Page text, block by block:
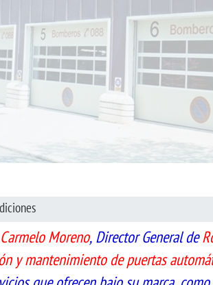
Moreno, Director General de
y mantenimiento de puertas